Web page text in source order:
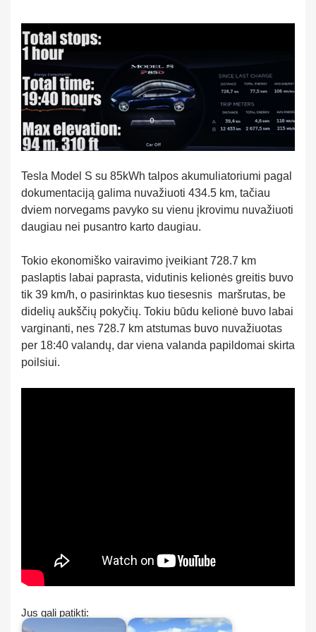
Tesla Model S su 85kWh talpos akumuliatoriumi pagal
dokumentaciją galima nuvažiuoti 434.5 km, tačiau
dviem norvegams pavyko su vienu įkrovimu nuvažiuoti
daugiau nei pusantro karto daugiau.
Tokio ekonomiško vairavimo įveikiant 728.7 km
paslaptis labai paprasta, vidutinis kelionės greitis buvo
tik 39 km/h, o pasirinktas kuo tiesesnis maršrutas, be
didelių aukščių pokyčių. Tokiu būdu kelionė buvo labai
varginanti, nes 728.7 km atstumas buvo nuvažiuotas
per 18:40 valandų, dar viena valanda papildomai skirta
poilsiui.
Jus gali patikti: